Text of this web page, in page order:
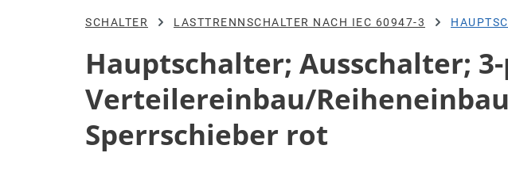
SCHALTER LASTTRENNSCHALTER NACH IEC 60947-3
Hauptschalter; Ausschalter;
Verteilereinbau/
Sperrschieber rot